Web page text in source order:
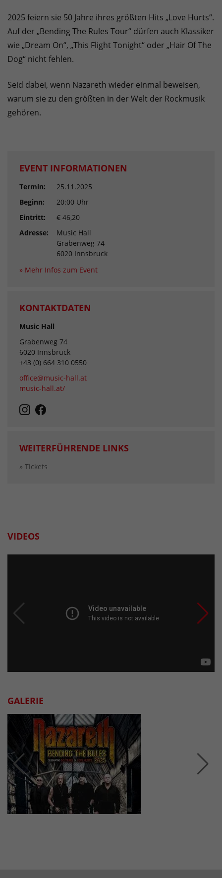
2025 feiern sie 50 Jahre ihres größten Hits „Love Hurts“.
Auf der „Bending The Rules Tour“ dürfen auch Klassiker
wie „Dream On“, „This Flight Tonight“ oder „Hair Of The
Dog“ nicht fehlen.
Seid dabei, wenn Nazareth wieder einmal beweisen,
warum sie zu den größten in der Welt der Rockmusik
gehören.
EVENT INFORMATIONEN
Termin:
25.11.2025
Beginn:
20:00 Uhr
Eintritt:
€ 46,20
Adresse:
Music Hall
Grabenweg 74
6020 Innsbruck
» Mehr Infos zum Event
KONTAKTDATEN
Music Hall
Grabenweg 74
6020 Innsbruck
+43 (0) 664 310 0550
office@music-hall.at
music-hall.at/
WEITERFÜHRENDE LINKS
» Tickets
VIDEOS
GALERIE